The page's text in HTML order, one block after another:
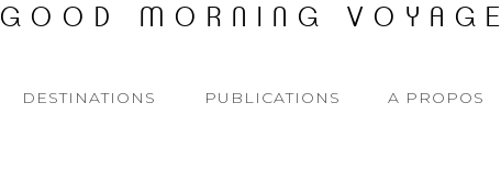
GOOD MORNING
DESTINATIONS PUBLICATIONS A PROPOS